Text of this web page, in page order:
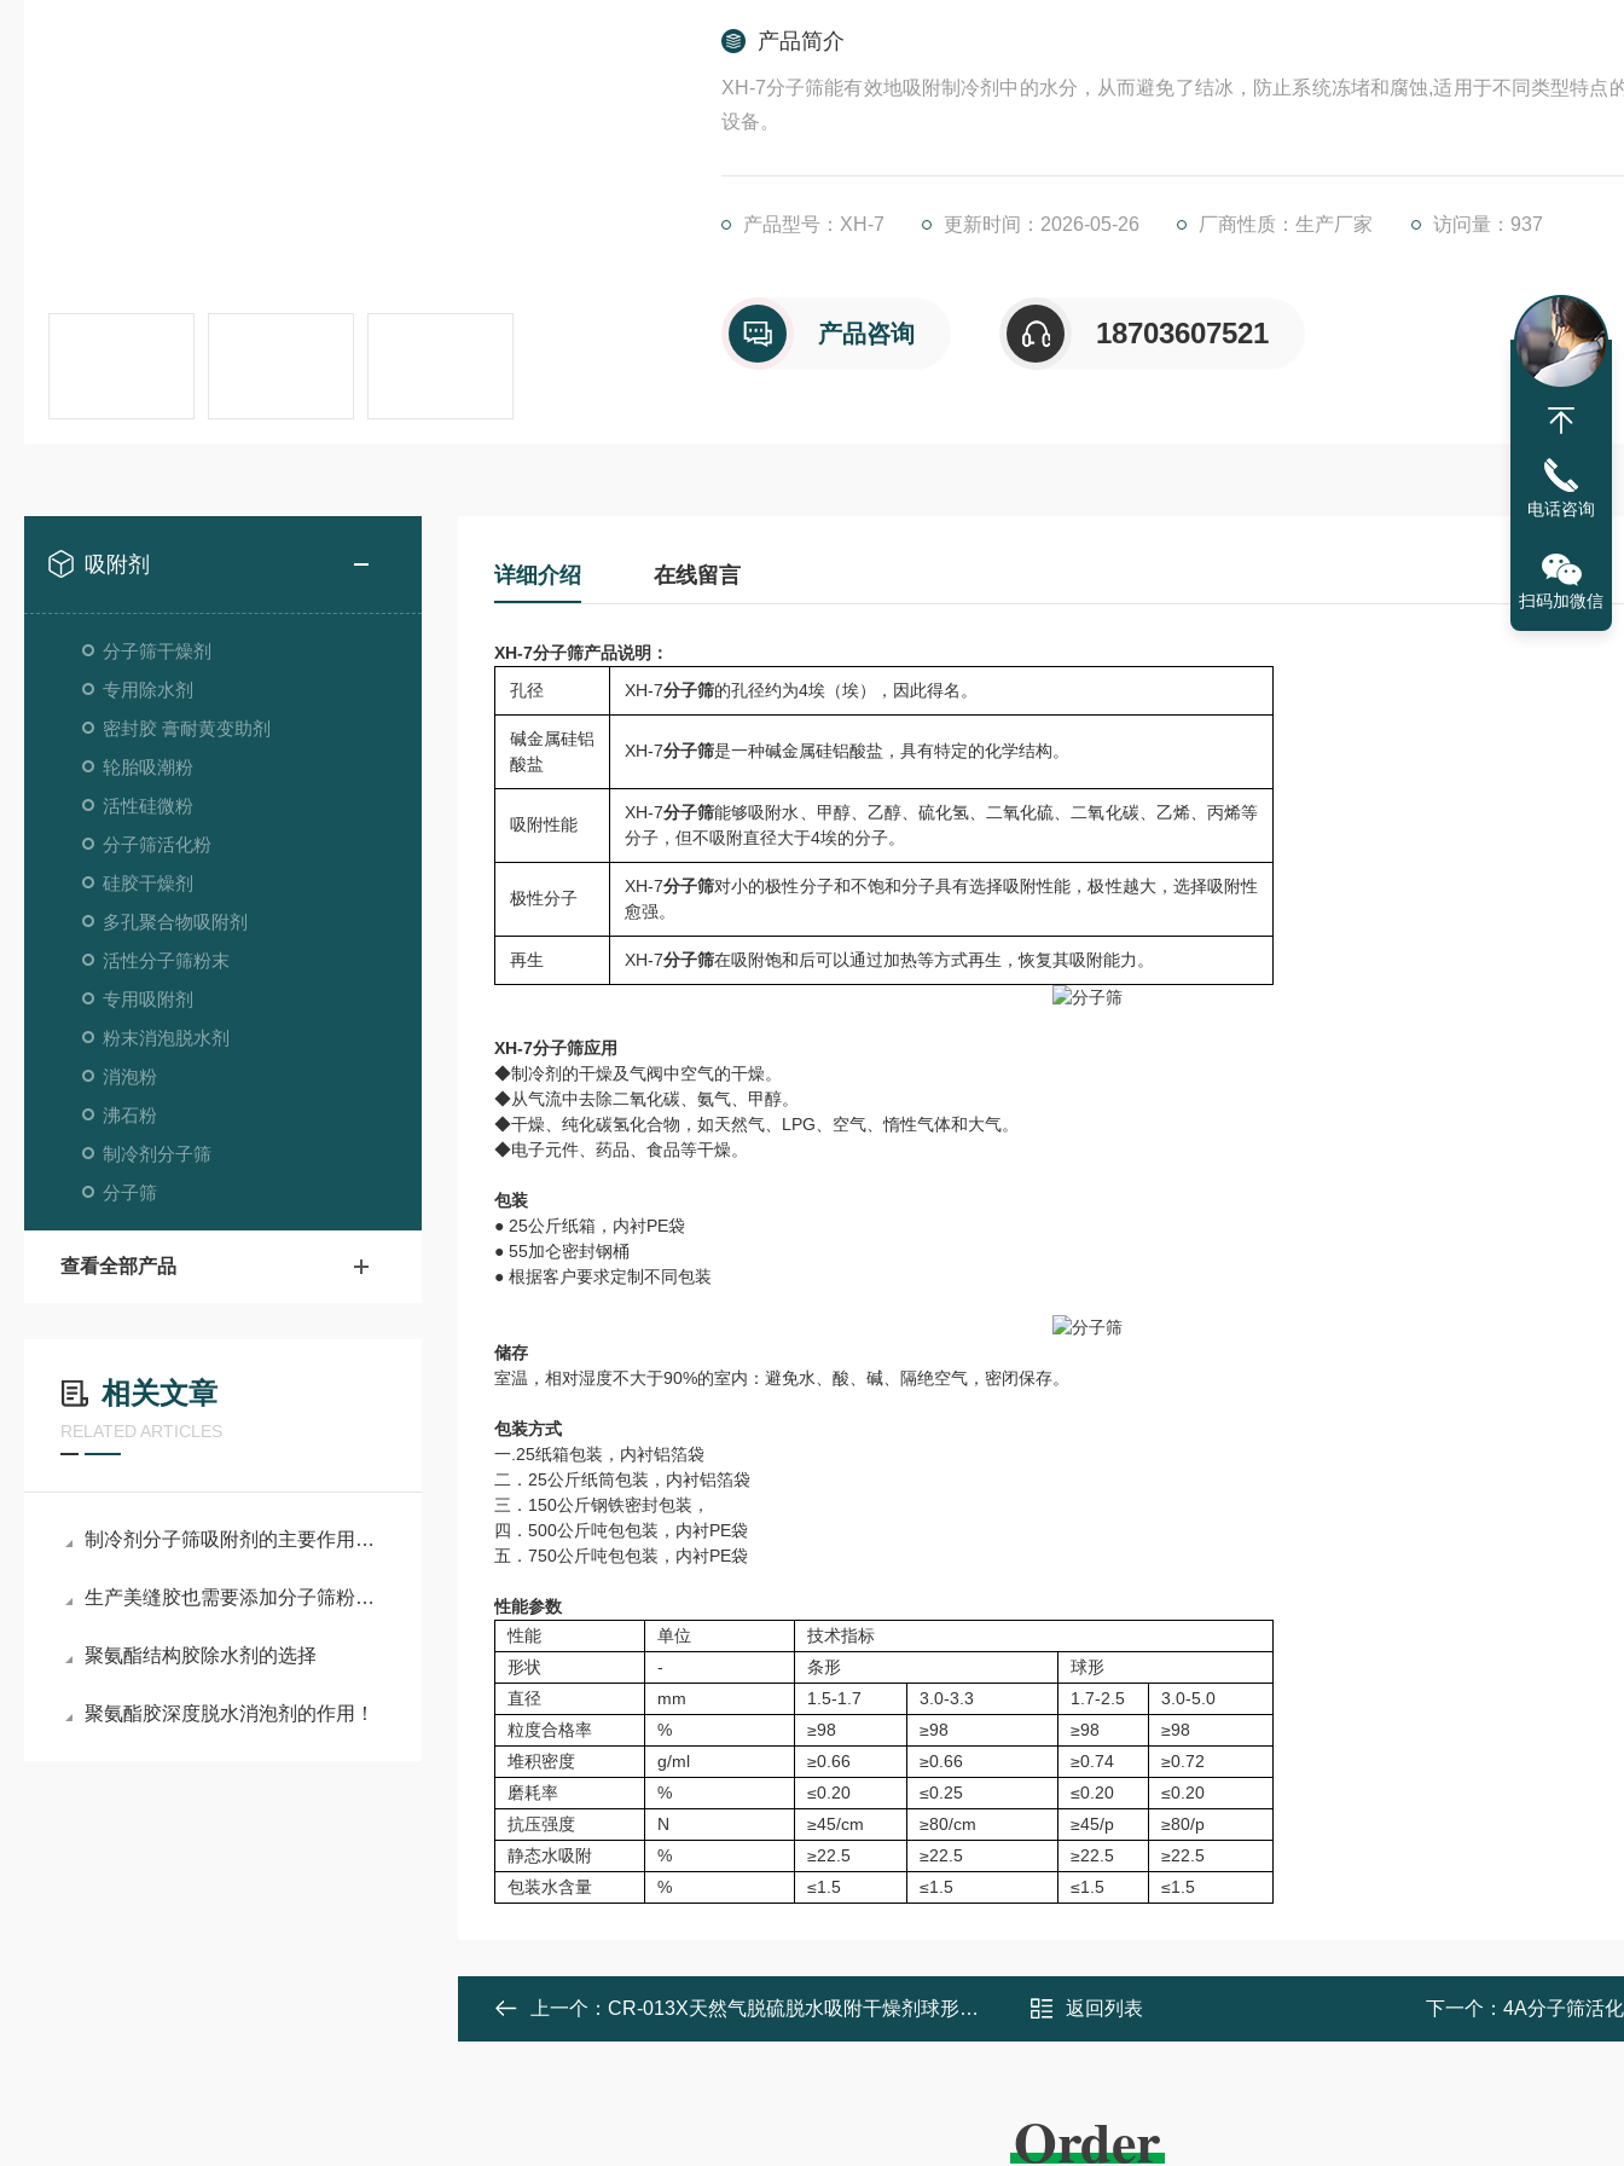
产品简介
XH-7分子筛能有效地吸附制冷剂中的水分，从而避免了结冰，防止系统冻堵和腐蚀,适用于不同类型特点
设备。
产品型号：XH-7 更新时间：2026-05-26 厂商性质：生产厂家 访问量：937
产品咨询 18703607521
吸附剂
分子筛干燥剂
专用除水剂
密封胶 膏耐黄变助剂
轮胎吸潮粉
活性硅微粉
分子筛活化粉
硅胶干燥剂
多孔聚合物吸附剂
活性分子筛粉末
专用吸附剂
粉末消泡脱水剂
消泡粉
沸石粉
制冷剂分子筛
分子筛
查看全部产品
相关文章
RELATED ARTICLES
制冷剂分子筛吸附剂的主要作用和应用介绍
生产美缝胶也需要添加分子筛粉末吗？
聚氨酯结构胶除水剂的选择
聚氨酯胶深度脱水消泡剂的作用！
详细介绍 在线留言
XH-7分子筛产品说明：
孔径
XH-7分子筛的孔径约为4埃（埃），因此得名。
碱金属硅铝
酸盐
XH-7分子筛是一种碱金属硅铝酸盐，具有特定的化学结构。
吸附性能
XH-7分子筛能够吸附水、甲醇、乙醇、硫化氢、二氧化硫、二氧化碳、乙烯、丙烯等
分子，但不吸附直径大于4埃的分子。
极性分子
XH-7分子筛对小的极性分子和不饱和分子具有选择吸附性能，极性越大，选择吸附性
愈强。
再生 XH-7分子筛在吸附饱和后可以通过加热等方式再生，恢复其吸附能力。
XH-7分子筛应用
◆制冷剂的干燥及气阀中空气的干燥。
◆从气流中去除二氧化碳、氨气、甲醇。
◆干燥、纯化碳氢化合物，如天然气、LPG、空气、惰性气体和大气。
◆电子元件、药品、食品等干燥。
包装
● 25公斤纸箱，内衬PE袋
● 55加仑密封钢桶
● 根据客户要求定制不同包装
储存
室温，相对湿度不大于90%的室内：避免水、酸、碱、隔绝空气，密闭保存。
包装方式
一.25纸箱包装，内衬铝箔袋
二．25公斤纸筒包装，内衬铝箔袋
三．150公斤钢铁密封包装，
四．500公斤吨包包装，内衬PE袋
五．750公斤吨包包装，内衬PE袋
性能参数
性能
单位
技术指标
形状
- 条形
球形
直径
mm 1.5-1.7 3.0-3.3 1.7-2.5
3.0-5.0
粒度合格率
% ≥98 ≥98 ≥98
≥98
堆积密度
g/ml ≥0.66 ≥0.66 ≥0.74
≥0.72
磨耗率
% ≤0.20 ≤0.25 ≤0.20
≤0.20
抗压强度
N ≥45/cm ≥80/cm ≥45/p
≥80/p
静态水吸附
% ≥22.5 ≥22.5 ≥22.5
≥22.5
包装水含量
% ≤1.5 ≤1.5 ≤1.5 ≤1.5
上一个： CR-013X天然气脱硫脱水吸附干燥剂球形条形 返回列表 下一个： 4A分子筛活
Order
电话咨询
扫码加微信